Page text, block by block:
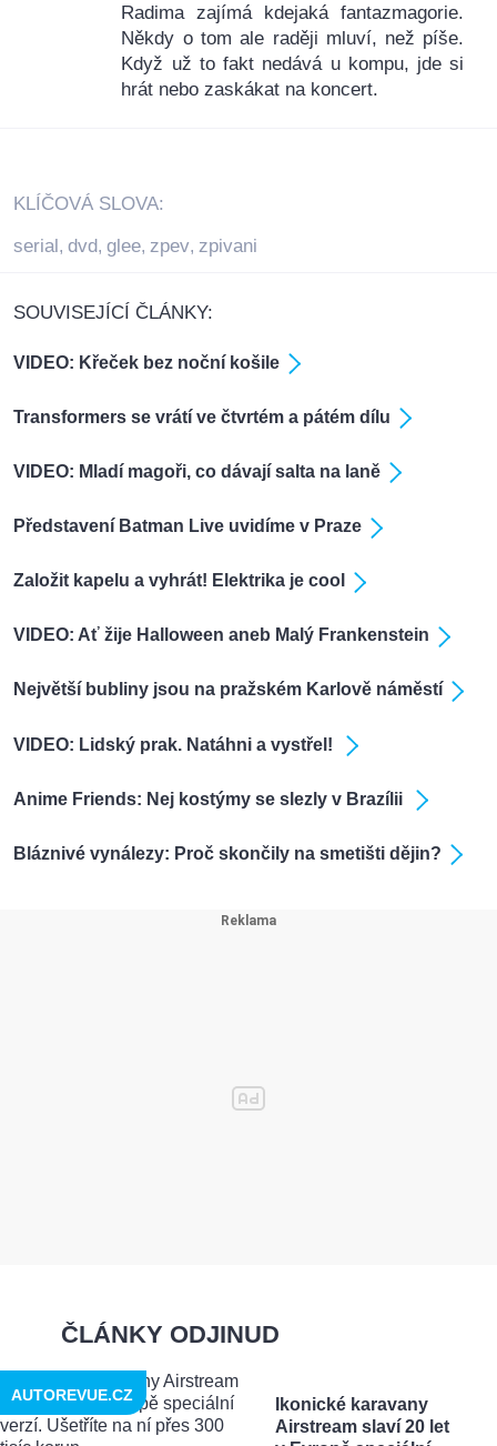
Radima zajímá kdejaká fantazmagorie.
Někdy o tom ale raději mluví, než píše.
Když už to fakt nedává u kompu, jde si
hrát nebo zaskákat na koncert.
KLÍČOVÁ SLOVA:
serial, dvd, glee, zpev, zpivani
SOUVISEJÍCÍ ČLÁNKY:
VIDEO: Křeček bez noční košile
Transformers se vrátí ve čtvrtém a pátém dílu
VIDEO: Mladí magoři, co dávají salta na laně
Představení Batman Live uvidíme v Praze
Založit kapelu a vyhrát! Elektrika je cool
VIDEO: Ať žije Halloween aneb Malý Frankenstein
Největší bubliny jsou na pražském Karlově náměstí
VIDEO: Lidský prak. Natáhni a vystřel!
Anime Friends: Nej kostýmy se slezly v Brazílii
Bláznivé vynálezy: Proč skončily na smetišti dějin?
ČLÁNKY ODJINUD
Ikonické karavany
Airstream slaví 20 let
AUTOREVUE.CZ